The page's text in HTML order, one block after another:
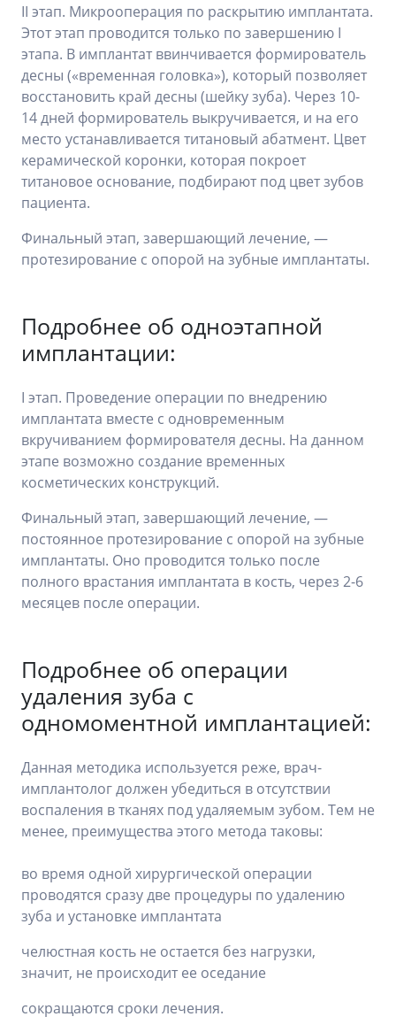
II этап. Микрооперация по раскрытию имплантата.
Этот этап проводится только по завершению I
этапа. В имплантат ввинчивается формирователь
десны («временная головка»), который позволяет
восстановить край десны (шейку зуба). Через 10-
14 дней формирователь выкручивается, и на его
место устанавливается титановый абатмент. Цвет
керамической коронки, которая покроет
титановое основание, подбирают под цвет зубов
пациента.
Финальный этап, завершающий лечение, —
протезирование с опорой на зубные имплантаты.
Подробнее об одноэтапной
имплантации:
I этап. Проведение операции по внедрению
имплантата вместе с одновременным
вкручиванием формирователя десны. На данном
этапе возможно создание временных
косметических конструкций.
Финальный этап, завершающий лечение, —
постоянное протезирование с опорой на зубные
имплантаты. Оно проводится только после
полного врастания имплантата в кость, через 2-6
месяцев после операции.
Подробнее об операции
удаления зуба с
одномоментной имплантацией:
Данная методика используется реже, врач-
имплантолог должен убедиться в отсутствии
воспаления в тканях под удаляемым зубом. Тем не
менее, преимущества этого метода таковы:
во время одной хирургической операции
проводятся сразу две процедуры по удалению
зуба и установке имплантата
челюстная кость не остается без нагрузки,
значит, не происходит ее оседание
сокращаются сроки лечения.